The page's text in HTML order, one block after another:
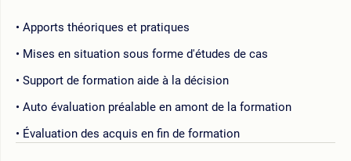
Apports théoriques et pratiques
Mises en situation sous forme d'études de cas
Support de formation aide à la décision
Auto évaluation préalable en amont de la formation
Évaluation des acquis en fin de formation